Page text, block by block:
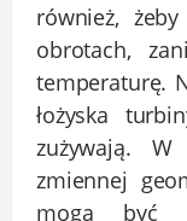
również,
obrotach,
temperaturę.
łożyska
zużywają.
zmiennej
mogą być